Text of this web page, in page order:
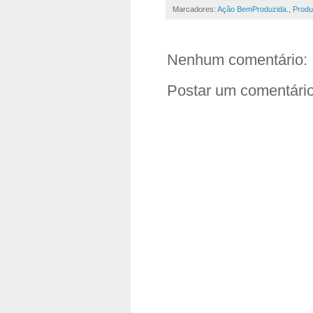
Marcadores: Ação BemProduzida.,
Nenhum comentário:
Postar um